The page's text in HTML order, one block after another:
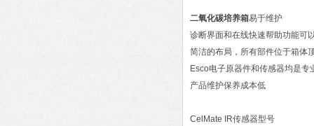
二氧化碳培养箱易于维护
诊断界面和在线快速帮助功能可
简洁的布局，所有部件位于箱体
Esco电子原器件和传感器均是
产品维护保养成本低
CelMate IR传感器型号